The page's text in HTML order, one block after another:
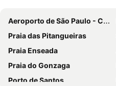
Hotel Vicino Al Mare
Roomo Santos Residencial
Comfort Hotel Santos
Hotel Imperador
Delphin Beach Hotel
Aeroporto de São Paulo - Congonhas
Praia das Pitangueiras
Praia Enseada
Praia do Gonzaga
Porto de Santos